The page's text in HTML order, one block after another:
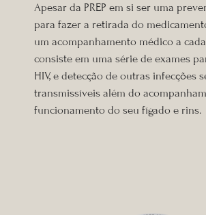
Apesar da PREP em si ser uma
para fazer a retirada do
um acompanhamento médico a
consiste em uma série de exames
HIV, e detecção de outras infecções
transmissíveis além do
funcionamento do seu fígado e rins.